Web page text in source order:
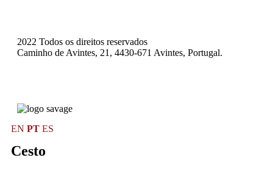
2022 Todos os direitos reservados
Caminho de Avintes, 21, 4430-671 Avintes, Portugal.
EN PT ES
Cesto